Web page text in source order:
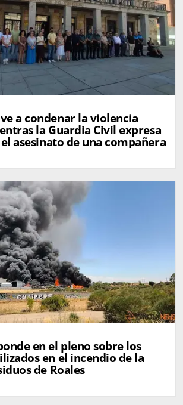
a condenar la violencia
la Guardia Civil expresa
asesinato de una compañera
en el pleno sobre los
en el incendio de la
de Roales